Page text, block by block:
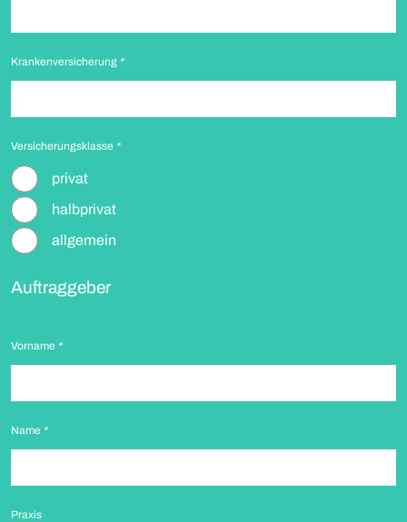
Krankenversicherung *
Versicherungsklasse *
privat
halbprivat
allgemein
Auftraggeber
Vorname *
Name *
Praxis